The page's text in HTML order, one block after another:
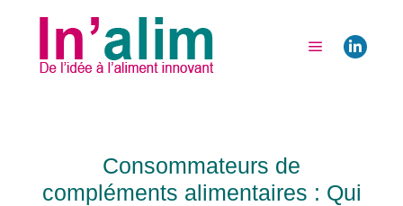
Consommateurs de
compléments alimentaires : Qui